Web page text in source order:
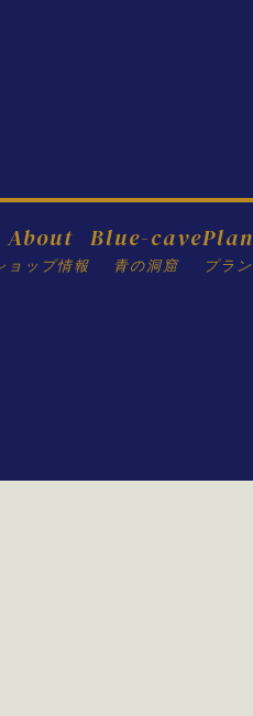
About
ョップ情報
Blue-cave
青の洞窟
Plan
プラン